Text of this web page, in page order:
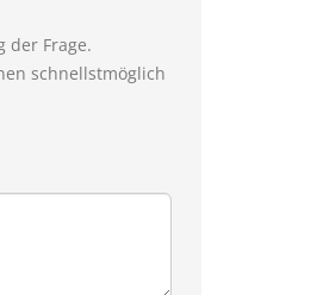
der Frage.
schnellstmöglich